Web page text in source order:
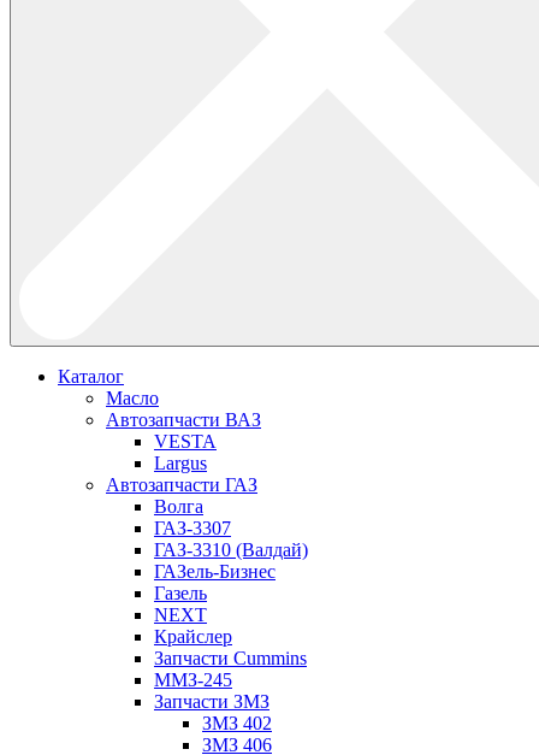
Каталог
Масло
Автозапчасти ВАЗ
VESTA
Largus
Автозапчасти ГАЗ
Волга
ГАЗ-3307
ГАЗ-3310 (Валдай)
ГАЗель-Бизнес
Газель
NEXT
Крайслер
Запчасти Cummins
ММЗ-245
Запчасти ЗМЗ
ЗМЗ 402
ЗМЗ 406